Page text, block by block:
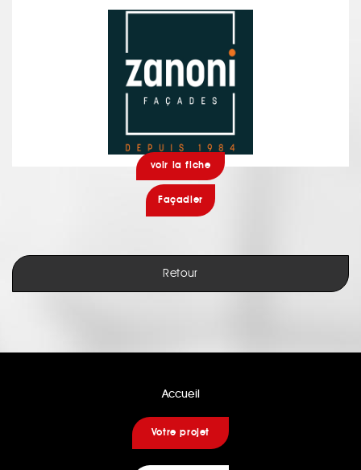
voir la fiche
Façadier
Retour
Accueil
Votre projet